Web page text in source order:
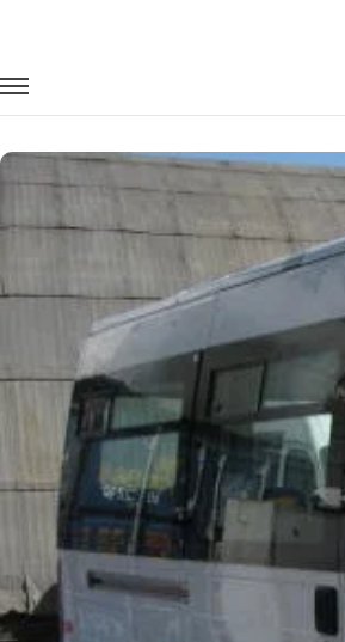
Заказать Fiat Ducato с